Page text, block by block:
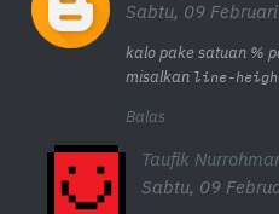
Sabtu, 09
kalo pake satuan %
misalkan line-
Balas
Taufik
Sabtu, 09